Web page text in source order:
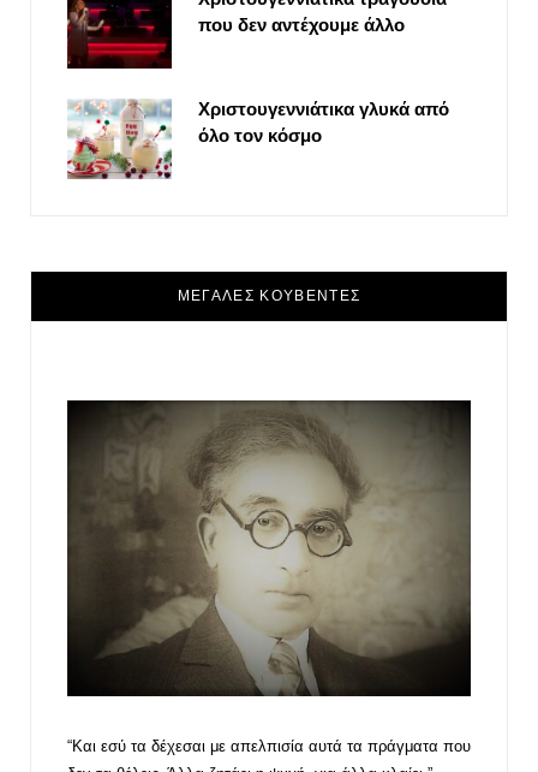
που δεν αντέχουμε άλλο
Χριστουγεννιάτικα γλυκά από
όλο τον κόσμο
ΜΕΓΑΛΕΣ ΚΟΥΒΕΝΤΕΣ
“Και εσύ τα δέχεσαι με απελπισία αυτά τα πράγματα που